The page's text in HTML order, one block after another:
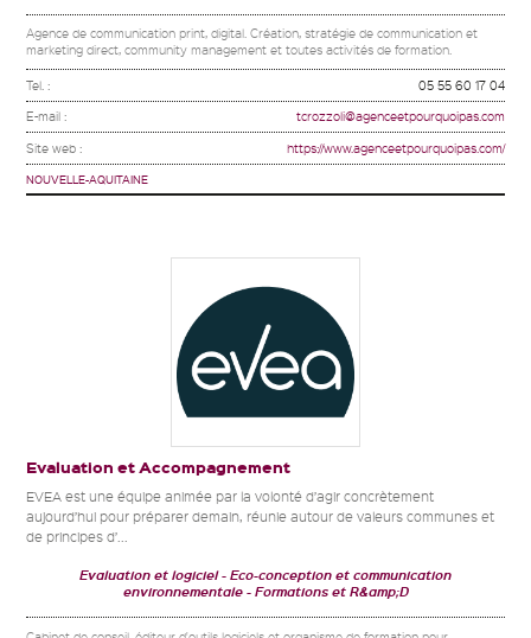
Agence de communication print, digital. Création, stratégie de communication et
marketing direct, community management et toutes activités de formation.
Tel. : 05 55 60 17 04
E-mail : tcrozzoli@agenceetpourquoipas.com
Site web : https://www.agenceetpourquoipas.com/
NOUVELLE-AQUITAINE
Evaluation et Accompagnement
EVEA est une équipe animée par la volonté d’agir concrètement
aujourd’hui pour préparer demain, réunie autour de valeurs communes et
de principes d’...
Evaluation et logiciel
Eco-conception et communication
environnementale
Formations et R&amp;D